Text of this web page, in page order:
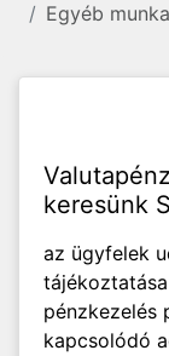
Egyéb
keresünk
az ügyfelek
pénzkezelés
kapcsolódó